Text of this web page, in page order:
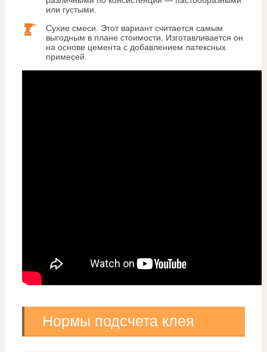
или густыми.
Сухие смеси. Этот вариант считается самым
выгодным в плане стоимости. Изготавливается он
на основе цемента с добавлением латексных
примесей.
Нормы подсчета клея